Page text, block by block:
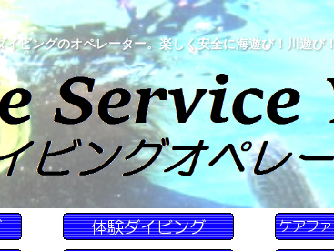
ビングのオペレーター。楽しく安全に海遊び！川遊び！